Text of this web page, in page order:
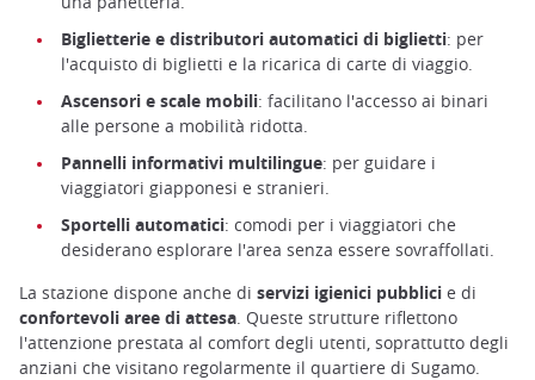
Biglietterie e distributori automatici di biglietti: per
l'acquisto di biglietti e la ricarica di carte di viaggio.
Ascensori e scale mobili: facilitano l'accesso ai binari
alle persone a mobilità ridotta.
Pannelli informativi multilingue: per guidare i
viaggiatori giapponesi e stranieri.
Sportelli automatici: comodi per i viaggiatori che
desiderano esplorare l'area senza essere sovraffollati.
La stazione dispone anche di servizi igienici pubblici e di
confortevoli aree di attesa . Queste strutture riflettono
l'attenzione prestata al comfort degli utenti, soprattutto degli
anziani che visitano regolarmente il quartiere di Sugamo.